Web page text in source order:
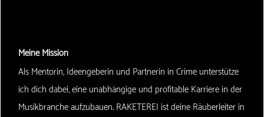
Meine Mission
Als Mentorin, Ideengeberin und Partnerin in Crime unterstütze
ich dich dabei, eine unabhängige und profitable Karriere in der
Musikbranche aufzubauen. RAKETEREI ist deine Räuberleiter in